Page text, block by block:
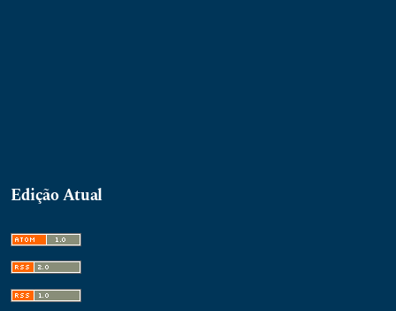
Edição Atual